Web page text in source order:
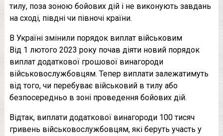
тилу, поза зоною бойових дій і не виконують завдань
на сході, півдні чи півночі країни.
В Україні змінили порядок виплат військовим
Від 1 лютого 2023 року почав діяти новий порядок
виплат додаткової грошової винагороди
військовослужбовцям. Тепер виплати залежатимуть
від того, чи перебуває військовий в тилу або
безпосередньо в зоні проведення бойових дій.
Відтак, виплати додаткової винагороди 100 тисяч
гривень військовослужбовцям, які беруть участь у